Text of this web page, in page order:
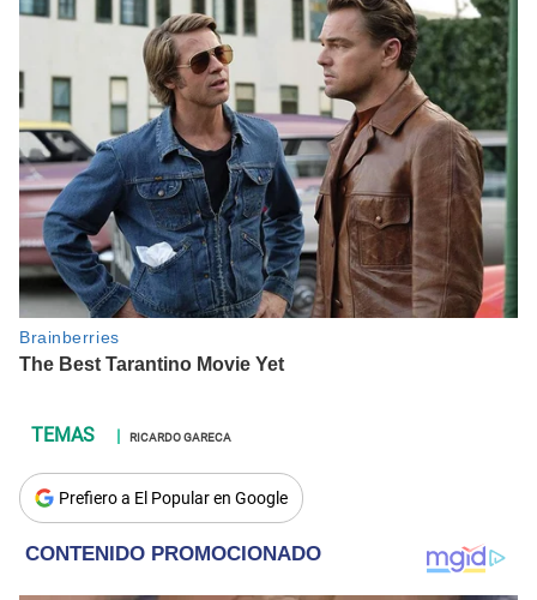
RICARDO GARECA
Prefiero a El Popular en Google